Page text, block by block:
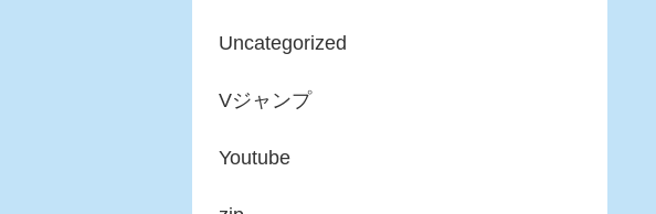
Uncategorized
Vジャンプ
Youtube